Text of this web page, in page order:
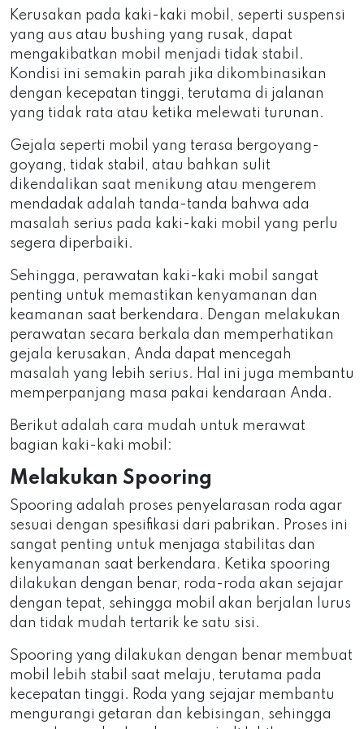
Kerusakan pada kaki-kaki mobil, seperti suspensi
yang aus atau bushing yang rusak, dapat
mengakibatkan mobil menjadi tidak stabil.
Kondisi ini semakin parah jika dikombinasikan
dengan kecepatan tinggi, terutama di jalanan
yang tidak rata atau ketika melewati turunan.
Gejala seperti mobil yang terasa bergoyang-
goyang, tidak stabil, atau bahkan sulit
dikendalikan saat menikung atau mengerem
mendadak adalah tanda-tanda bahwa ada
masalah serius pada kaki-kaki mobil yang perlu
segera diperbaiki.
Sehingga, perawatan kaki-kaki mobil sangat
penting untuk memastikan kenyamanan dan
keamanan saat berkendara. Dengan melakukan
perawatan secara berkala dan memperhatikan
gejala kerusakan, Anda dapat mencegah
masalah yang lebih serius. Hal ini juga membantu
memperpanjang masa pakai kendaraan Anda.
Berikut adalah cara mudah untuk merawat
bagian kaki-kaki mobil:
Melakukan Spooring
Spooring adalah proses penyelarasan roda agar
sesuai dengan spesifikasi dari pabrikan. Proses ini
sangat penting untuk menjaga stabilitas dan
kenyamanan saat berkendara. Ketika spooring
dilakukan dengan benar, roda-roda akan sejajar
dengan tepat, sehingga mobil akan berjalan lurus
dan tidak mudah tertarik ke satu sisi.
Spooring yang dilakukan dengan benar membuat
mobil lebih stabil saat melaju, terutama pada
kecepatan tinggi. Roda yang sejajar membantu
mengurangi getaran dan kebisingan, sehingga